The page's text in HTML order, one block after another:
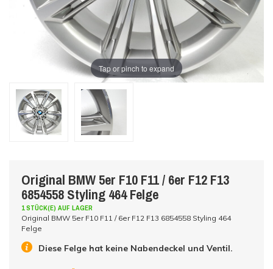
Tap or pinch to expand
Original BMW 5er F10 F11 / 6er F12 F13
6854558 Styling 464 Felge
1 STÜCK(E) AUF LAGER
Original BMW 5er F10 F11 / 6er F12 F13 6854558 Styling 464
Felge
Diese Felge hat keine Nabendeckel und Ventil.